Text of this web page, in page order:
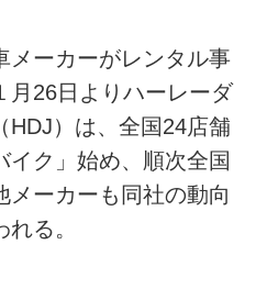
メーカーがレンタル事
月26日よりハーレーダ
HDJ）は、全国24店舗
イク」始め、順次全国
メーカーも同社の動向
る。